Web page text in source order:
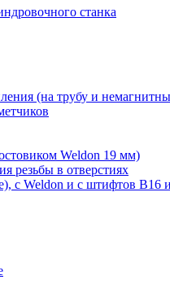
станка
(на трубу и
Weldon 19 мм)
резьбы в отверстиях
с Weldon и с штифтов В16